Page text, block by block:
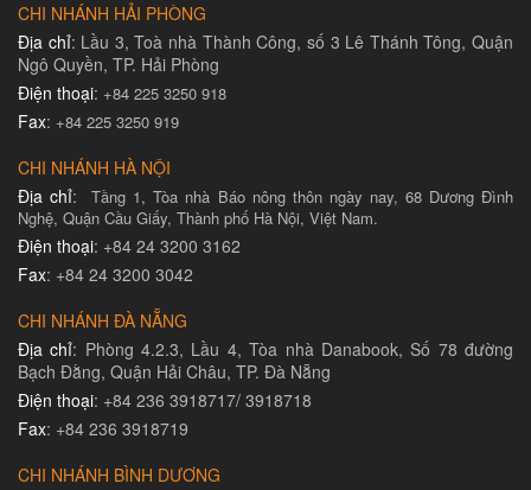
CHI NHÁNH HẢI PHÒNG
Địa chỉ: Lầu 3, Toà nhà Thành Công, số 3 Lê Thánh Tông, Quận
Ngô Quyền, TP. Hải Phòng
Điện thoại: +84 225 3250 918
Fax: +84 225 3250 919
CHI NHÁNH HÀ NỘI
Địa chỉ:
Tầng 1, Tòa nhà Báo nông thôn ngày nay, 68 Dương Đình
Nghệ, Quận Cầu Giấy, Thành phố Hà Nội, Việt Nam.
Điện thoại: +84 24 3200 3162
Fax: +84 24 3200 3042
CHI NHÁNH ĐÀ NẴNG
Địa chỉ: Phòng 4.2.3, Lầu 4, Tòa nhà Danabook, Số 78 đường
Bạch Đằng, Quận Hải Châu, TP. Đà Nẵng
Điện thoại: +84 236 3918717/ 3918718
Fax: +84 236 3918719
CHI NHÁNH BÌNH DƯƠNG